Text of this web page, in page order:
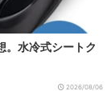
。水冷式シートク
2026/08/06